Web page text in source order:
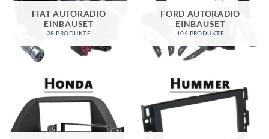
FIAT AUTORADIO
EINBAUSET
28 PRODUKTE
FORD AUTORADIO
EINBAUSET
104 PRODUKTE